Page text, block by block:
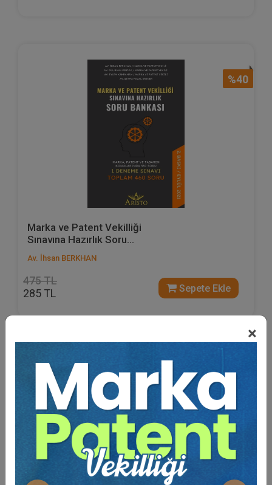
×
%40
Marka ve Patent Vekilliği
Sınavına Hazırlık Soru...
Av. İhsan BERKHAN
475 TL
285 TL Sepete Ekle